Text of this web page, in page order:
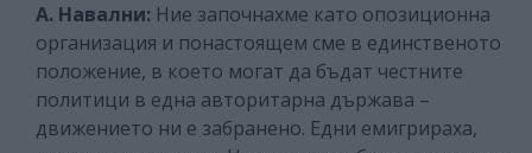
А. Навални: Ние започнахме като опозиционна
организация и понастоящем сме в единственото
положение, в което могат да бъдат честните
политици в една авторитарна държава –
движението ни е забранено. Едни емигрираха,